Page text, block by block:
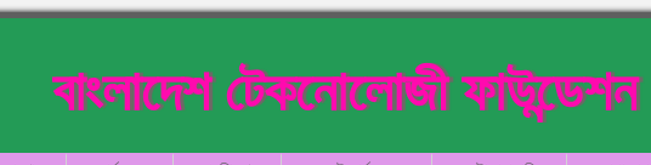
বাংলাদেশ টেকনোলোজী ফাউন্ডেশন